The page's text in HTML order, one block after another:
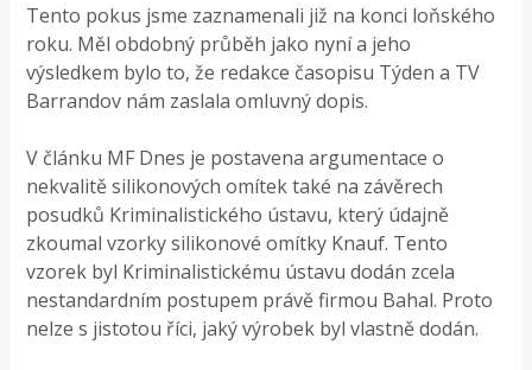
Tento pokus jsme zaznamenali již na konci loňského
roku. Měl obdobný průběh jako nyní a jeho
výsledkem bylo to, že redakce časopisu Týden a TV
Barrandov nám zaslala omluvný dopis.
V článku MF Dnes je postavena argumentace o
nekvalitě silikonových omítek také na závěrech
posudků Kriminalistického ústavu, který údajně
zkoumal vzorky silikonové omítky Knauf. Tento
vzorek byl Kriminalistickému ústavu dodán zcela
nestandardním postupem právě firmou Bahal. Proto
nelze s jistotou říci, jaký výrobek byl vlastně dodán.